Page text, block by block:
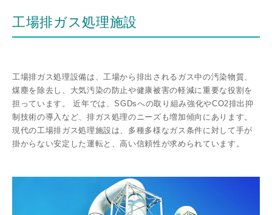
工場排ガス処理施設
工場排ガス処理設備は、⼯場から排出されるガス中の汚染物質、
煤塵を除去し、⼤気汚染の防⽌や健康被害の軽減に重要な役割を
担っています。 近年では、SGDsへの取り組み強化やCO2排出抑
制技術の導⼊など、排ガス処理のニーズも増加傾向にあります。
現代の⼯場排ガス処理施設は、多種多様なガス条件に対して⼿が
掛からない安定した運転と、⾼い信頼性が求められています。